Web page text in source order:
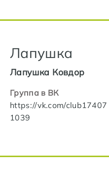
Лапушка
Лапушка Ковдор
Группа в ВК
https://vk.com/club17407
1039